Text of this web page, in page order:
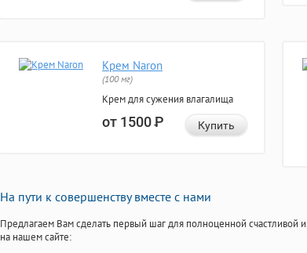
Крем Naron
(100 мг)
Крем для сужения влагалища
от 1500Р Купить
На пути к совершенству вместе с нами
Предлагаем Вам сделать первый шаг для полноценной счастливой
на нашем сайте: